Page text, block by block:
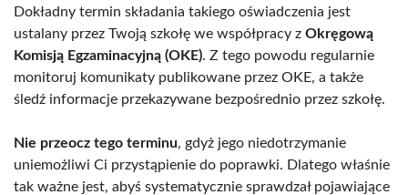
Dokładny termin składania takiego oświadczenia jest
ustalany przez Twoją szkołę we współpracy z Okręgową
Komisją Egzaminacyjną (OKE). Z tego powodu regularnie
monitoruj komunikaty publikowane przez OKE, a także
śledź informacje przekazywane bezpośrednio przez szkołę.
Nie przeocz tego terminu, gdyż jego niedotrzymanie
uniemożliwi Ci przystąpienie do poprawki. Dlatego właśnie
tak ważne jest, abyś systematycznie sprawdzał pojawiające